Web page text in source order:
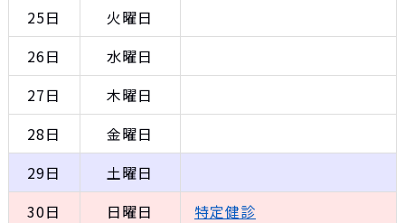
25日
火曜日
26日
水曜日
27日
木曜日
28日
金曜日
29日
土曜日
30日
日曜日
特定健診